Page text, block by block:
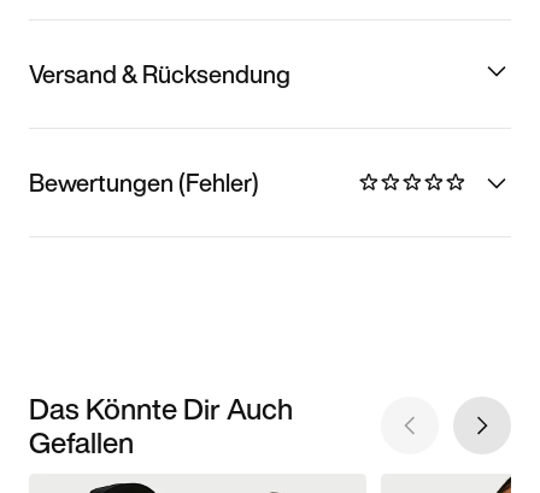
Versand & Rücksendung
Bewertungen (Fehler)
Das Könnte Dir Auch
Gefallen